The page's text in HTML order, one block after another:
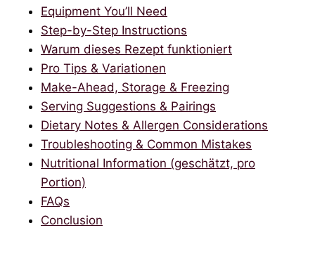
Equipment You’ll Need
Step-by-Step Instructions
Warum dieses Rezept funktioniert
Pro Tips & Variationen
Make-Ahead, Storage & Freezing
Serving Suggestions & Pairings
Dietary Notes & Allergen Considerations
Troubleshooting & Common Mistakes
Nutritional Information (geschätzt, pro
Portion)
FAQs
Conclusion